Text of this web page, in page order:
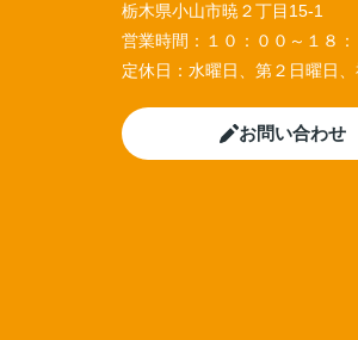
栃木県小山市暁２丁目15-1
営業時間： １０：００～１８：
定休日： 水曜日、第２日曜日
お問い合わせ